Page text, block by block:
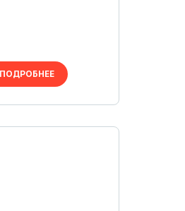
ПОДРОБНЕЕ